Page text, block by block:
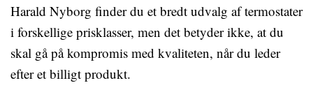
Harald Nyborg finder du et bredt udvalg af termostater
i forskellige prisklasser, men det betyder ikke, at du
skal gå på kompromis med kvaliteten, når du leder
efter et billigt produkt.